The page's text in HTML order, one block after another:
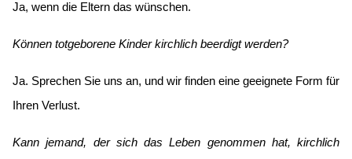
Ja, wenn die Eltern das wünschen.
Können totgeborene Kinder kirchlich beerdigt werden?
Ja. Sprechen Sie uns an, und wir finden eine geeignete Form für
Ihren Verlust.
Kann jemand, der sich das Leben genommen hat, kirchlich